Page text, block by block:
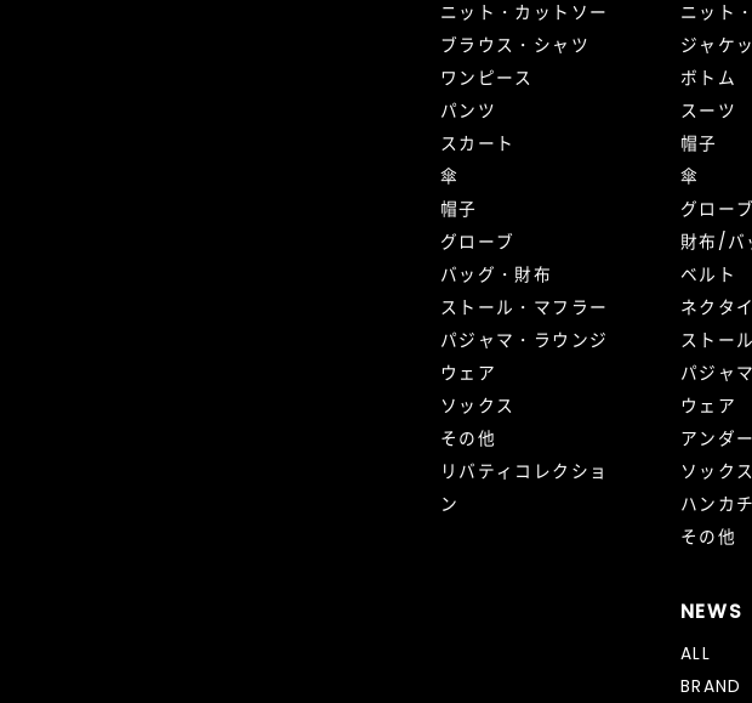
ニット・カットソー
ブラウス・シャツ
ワンピース
パンツ
スカート
傘
帽子
グローブ
バッグ・財布
ストール・マフラー
パジャマ・ラウンジ
ウェア
ソックス
その他
リバティコレクショ
ン
ニット
ジャケ
ボトム
スーツ
帽子
傘
グローブ
財布/バ
ベルト
ネクタ
ストー
パジャ
ウェア
アンダ
ソックス
ハンカチ
その他
NEWS
ALL
BRAND